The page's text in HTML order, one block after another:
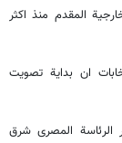
المقدم منذ اکثر
ان بدایة تصویت
الرئاسة المصری شرق